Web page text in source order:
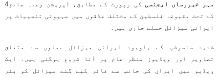
مہر خبررساں ایجنسی
کی رپورٹ کے مطابق، آپریشن وعدہ صادق4
کے تحت مقبوضہ فلسطین کے مختلف علاقوں میں صہیونی تنصیبات پر
ایرانی میزائل حملے جاری ہیں۔
شدید سنسرشپ کے باوجود ایرانی میزائل حملوں سے متعلق
تصاویر اور ویڈیوز منظر عام پر آنا شروع ہوگئی ہیں۔ ایک
ویڈیو میں ایران کی جانب سے فائر کیے گئے میزائل کو بئر